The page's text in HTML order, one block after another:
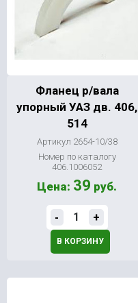
Фланец р/вала
упорный УАЗ дв. 406,
514
Артикул 2654-10/38
Номер по каталогу
406.1006052
Цена: 39 руб.
- +
В КОРЗИНУ